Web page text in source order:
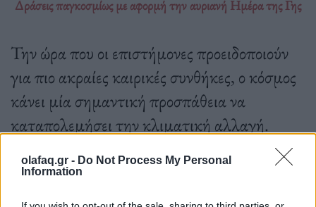
olafaq.gr - Do Not Process My Personal
Information
Δράσεις παγκοσμίως με αφορμή την αυριανή Ημέρα της Γης
Την ώρα που οι επιστήμονες προειδοποιούν
για πιο ακραίες καιρικές συνθήκες, ο κόσμος
κάνει μία σημαντική προσπάθεια να
καταπολεμήσει την κλιματική αλλαγή.